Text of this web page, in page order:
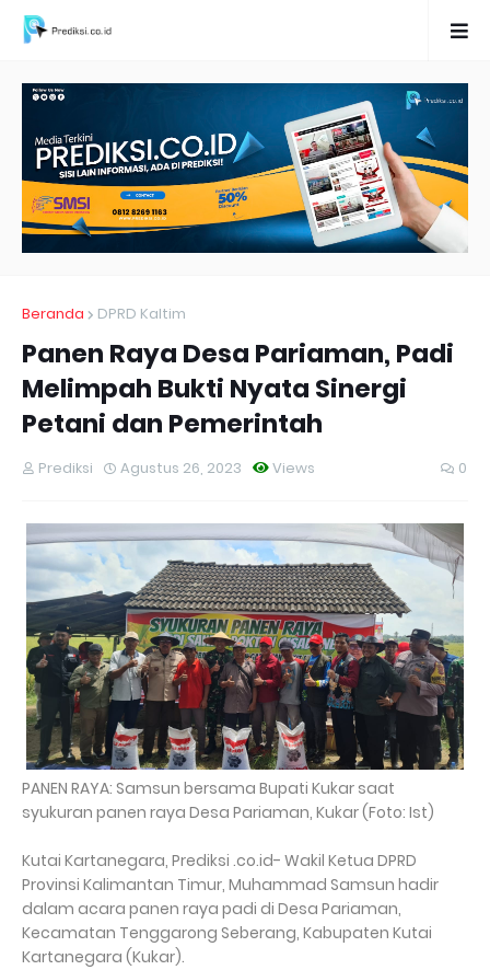
Beranda DPRD Kaltim
Panen Raya Desa Pariaman, Padi
Melimpah Bukti Nyata Sinergi
Petani dan Pemerintah
Prediksi Views
Agustus 26, 2023 0
PANEN RAYA: Samsun bersama Bupati Kukar saat
syukuran panen raya Desa Pariaman, Kukar (Foto: Ist)
Kutai Kartanegara, Prediksi .co.id- Wakil Ketua DPRD
Provinsi Kalimantan Timur, Muhammad Samsun hadir
dalam acara panen raya padi di Desa Pariaman,
Kecamatan Tenggarong Seberang, Kabupaten Kutai
Kartanegara (Kukar).